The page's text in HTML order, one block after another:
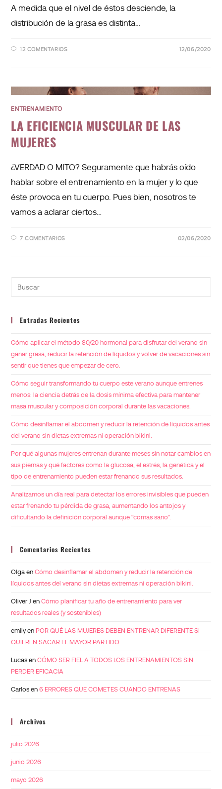
A medida que el nivel de éstos desciende, la
distribución de la grasa es distinta…
12 COMENTARIOS 12/06/2020
ENTRENAMIENTO
LA EFICIENCIA MUSCULAR DE LAS
MUJERES
¿VERDAD O MITO? Seguramente que habrás oído
hablar sobre el entrenamiento en la mujer y lo que
éste provoca en tu cuerpo. Pues bien, nosotros te
vamos a aclarar ciertos…
7 COMENTARIOS 02/06/2020
Entradas Recientes
Cómo aplicar el método 80/20 hormonal para disfrutar del verano sin
ganar grasa, reducir la retención de líquidos y volver de vacaciones sin
sentir que tienes que empezar de cero.
Cómo seguir transformando tu cuerpo este verano aunque entrenes
menos: la ciencia detrás de la dosis mínima efectiva para mantener
masa muscular y composición corporal durante las vacaciones.
Cómo desinflamar el abdomen y reducir la retención de líquidos antes
del verano sin dietas extremas ni operación bikini.
Por qué algunas mujeres entrenan durante meses sin notar cambios en
sus piernas y qué factores como la glucosa, el estrés, la genética y el
tipo de entrenamiento pueden estar frenando sus resultados.
Analizamos un día real para detectar los errores invisibles que pueden
estar frenando tu pérdida de grasa, aumentando los antojos y
dificultando la definición corporal aunque “comas sano”.
Comentarios Recientes
Olga enCómo desinflamar el abdomen y reducir la retención de
líquidos antes del verano sin dietas extremas ni operación bikini.
Oliver J enCómo planificar tu año de entrenamiento para ver
resultados reales (y sostenibles)
emilyen POR QUÉ LAS MUJERES DEBEN ENTRENAR DIFERENTE SI
QUIEREN SACAR EL MAYOR PARTIDO
Lucas enCÓMO SER FIEL A TODOS LOS ENTRENAMIENTOS SIN
PERDER EFICACIA
Carlos en6 ERRORES QUE COMETES CUANDO ENTRENAS
Archivos
julio 2026
junio 2026
mayo 2026